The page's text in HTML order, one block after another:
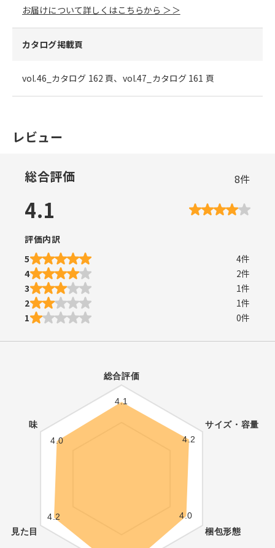
お届けについて詳しくはこちらから ＞＞
カタログ掲載頁
vol.46_カタログ 162 頁、vol.47_カタログ 161 頁
レビュー
総合評価 8件
4.1
評価内訳
5
4件
4
2件
3
1件
2
1件
1
0件